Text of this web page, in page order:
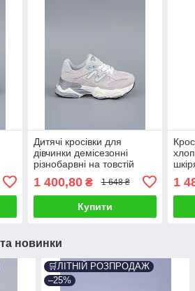
Дитячі кросівки для
дівчинки демісезонні
різнобарвні на товстій
1 400,80₴ 1 648 ₴
Купити
1
та новинки
🛒ЛІТНІЙ РОЗПРОДАЖ
–25%